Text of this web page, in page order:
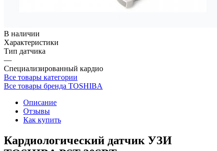
В наличии
Характеристики
Тип датчика
—
Специализированный кардио
Все товары категории
Все товары бренда TOSHIBA
Описание
Отзывы
Как купить
Кардиологический датчик УЗИ